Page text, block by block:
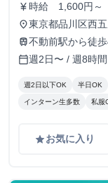
currency_yen 時給 1,600円～
place東京都品川区西
田ビル7-8階（受
train不動前駅から徒
calendar_today週2日〜 / 週8時
週2日以下OK 半日OK
インターン生多数 私服
gradeお気に入り